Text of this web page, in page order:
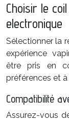
Choisir le
electronique
Sélectionner la
expérience
être pris en
préférences et
Compatibilité
Assurez-vous